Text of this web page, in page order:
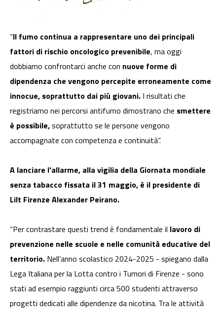
“Il fumo continua a rappresentare uno dei principali
fattori di rischio oncologico prevenibile, ma oggi
dobbiamo confrontarci anche con nuove forme di
dipendenza che vengono percepite erroneamente come
innocue, soprattutto dai più giovani. I risultati che
registriamo nei percorsi antifumo dimostrano che smettere
è possibile,soprattutto se le persone vengono
accompagnate con competenza e continuità”.
A lanciare l'allarme, alla vigilia della Giornata mondiale
senza tabacco fissata il 31 maggio, è il presidente di
Lilt Firenze Alexander Peirano.
“Per contrastare questi trend è fondamentale il lavoro di
prevenzione nelle scuole e nelle comunità educative del
territorio. Nell’anno scolastico 2024-2025 - spiegano dalla
Lega Italiana per la Lotta contro i Tumori di Firenze - sono
stati ad esempio raggiunti circa 500 studenti attraverso
progetti dedicati alle dipendenze da nicotina. Tra le attività